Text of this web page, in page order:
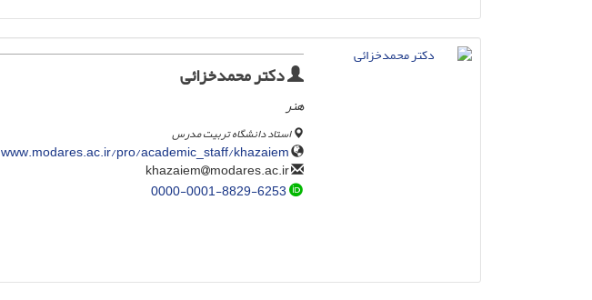
دکتر محمدخزائی
هنر
استاد دانشگاه تربیت مدرس
www.modares.ac.ir/pro/academic_staff/khazaiem
modares.ac.ir
0000-0001-8829-6253